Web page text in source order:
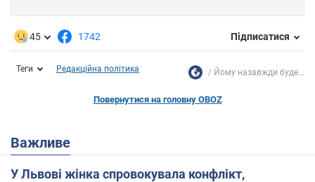
45 1742 Підписатися
Теги Редакційна політика Йому назавжди буде...
Повернутися на головну OBOZ
Важливе
У Львові жінка спровокувала конфлікт,